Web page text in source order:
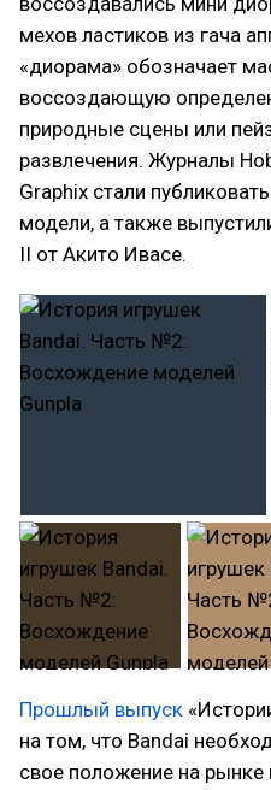
мехов ластиков из гача
«диорама» обозначает
воссоздающую
природные сцены или
развлечения. Журналы
Graphix стали
модели, а также
II от Акито Ивасе.
Прошлый выпуск
на том, что Bandai
свое положение на